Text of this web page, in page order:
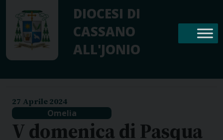
content
DIOCESI DI
CASSANO
ALL'JONIO
27 Aprile 2024
Omelia
V domenica di Pasqua